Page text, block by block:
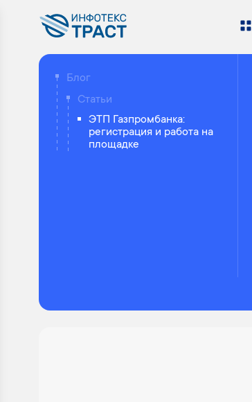
Блог
Статьи
ЭТП Газпромбанка:
регистрация и работа на
площадке